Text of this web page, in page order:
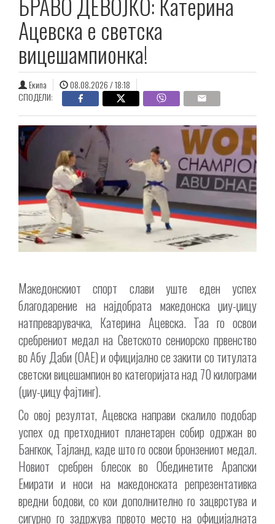
Ацевска е светска
вицешампионка!
Екипа
08.08.2026 / 18:18
СПОДЕЛИ:
Македонскиот спорт слави уште еден успех
благодарение на најдобрата македонска џиу-џицу
натпреварувачка, Катерина Ацевска. Таа го освои
сребрениот медал на Светското сениорско првенство
во Абу Даби (ОАЕ) и официјално се закити со титулата
светски вицешампион во категоријата над 70 килограми
(џиу-џицу фајтинг).
Со овој резултат, Ацевска направи скалило подобар
успех од претходниот планетарен собир одржан во
Бангкок, Тајланд, каде што го освои бронзениот медал.
Новиот сребрен блесок во Обединетите Арапски
Емирати и носи на македонската репрезентативка
вредни бодови, со кои дополнително го зацврстува и
сигурно го задржува првото место на официјалната